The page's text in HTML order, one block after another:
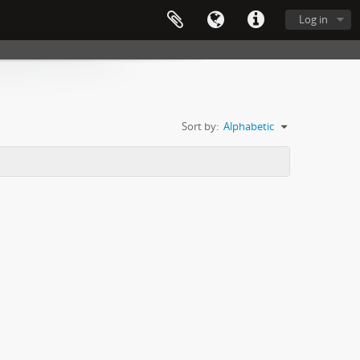
Log in
Sort by: Alphabetic